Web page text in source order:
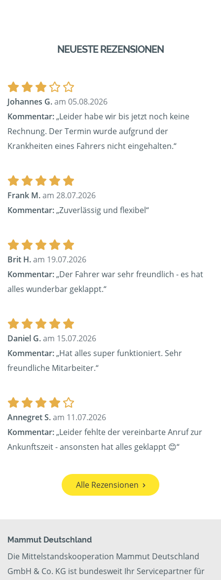
NEUESTE REZENSIONEN
Johannes G.am 05.08.2026
Kommentar:„Leider habe wir bis jetzt noch keine
Rechnung. Der Termin wurde aufgrund der
Krankheiten eines Fahrers nicht eingehalten.“
Frank M.am 28.07.2026
Kommentar:„Zuverlässig und flexibel“
Brit H.am 19.07.2026
Kommentar:„Der Fahrer war sehr freundlich - es hat
alles wunderbar geklappt.“
Daniel G.am 15.07.2026
Kommentar:„Hat alles super funktioniert. Sehr
freundliche Mitarbeiter.“
Annegret S.am 11.07.2026
Kommentar:„Leider fehlte der vereinbarte Anruf zur
Ankunftszeit - ansonsten hat alles geklappt 😊“
Alle Rezensionen
Mammut Deutschland
Die Mittelstandskooperation Mammut Deutschland
GmbH & Co. KG ist bundesweit Ihr Servicepartner für